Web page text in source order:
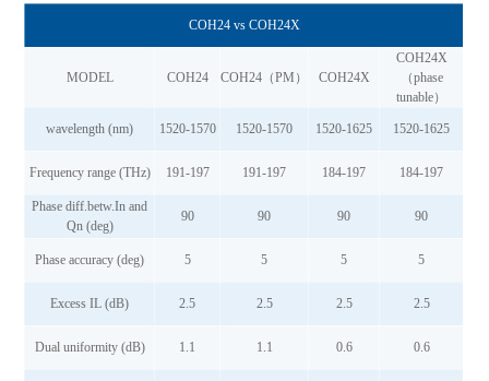
COH24 vs COH24X
MODEL COH24 COH24（PM） COH24X
COH24X
（phase
tunable）
wavelength (nm) 1520-1570 1520-1570 1520-1625 1520-1625
Frequency range (THz) 191-197 191-197 184-197 184-197
Phase diff.betw.In and
Qn (deg)
90 90 90 90
Phase accuracy (deg) 5 5 5 5
Excess IL (dB) 2.5 2.5 2.5 2.5
Dual uniformity (dB) 1.1 1.1 0.6 0.6